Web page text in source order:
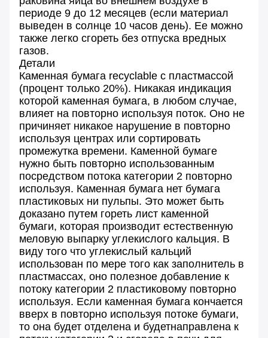
периоде 9 до 12 месяцев (если материал
выведен в солнце 10 часов день). Ее можно
также легко сгореть без отпуска вредных
газов.
Детали
Каменная бумага recyclable с пластмассой
(процент только 20%). Никакая индикация
которой каменная бумага, в любом случае,
влияет на повторно используя поток. Оно не
причиняет никакое нарушение в повторно
используя центрах или сортировать
промежутка времени. Каменной бумаге
нужно быть повторно использованным
посредством потока категории 2 повторно
используя. Каменная бумага нет бумага
пластиковых ни пульпы. Это может быть
доказано путем гореть лист каменной
бумаги, которая производит естественную
меловую выпарку углекислого кальция. В
виду того что углекислый кальций
использован по мере того как заполнитель в
пластмассах, оно полезное добавление к
потоку категории 2 пластиковому повторно
используя. Если каменная бумага кончается
вверх в повторно используя потоке бумаги,
то она будет отделена и будетнаправлена к